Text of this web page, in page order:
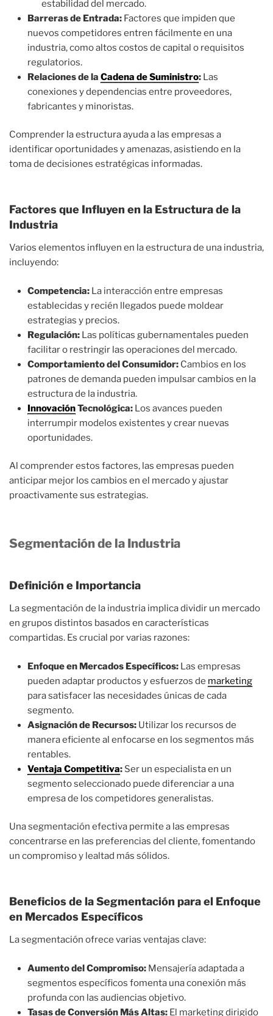
estabilidad del mercado.
Barreras de Entrada: Factores que impiden que
nuevos competidores entren fácilmente en una
industria, como altos costos de capital o requisitos
regulatorios.
Relaciones de la Cadena de Suministro: Las
conexiones y dependencias entre proveedores,
fabricantes y minoristas.
Comprender la estructura ayuda a las empresas a
identificar oportunidades y amenazas, asistiendo en la
toma de decisiones estratégicas informadas.
Factores que Influyen en la Estructura de la
Industria
Varios elementos influyen en la estructura de una industria,
incluyendo:
Competencia: La interacción entre empresas
establecidas y recién llegados puede moldear
estrategias y precios.
Regulación: Las políticas gubernamentales pueden
facilitar o restringir las operaciones del mercado.
Comportamiento del Consumidor: Cambios en los
patrones de demanda pueden impulsar cambios en la
estructura de la industria.
InnovaciónTecnológica: Los avances pueden
interrumpir modelos existentes y crear nuevas
oportunidades.
Al comprender estos factores, las empresas pueden
anticipar mejor los cambios en el mercado y ajustar
proactivamente sus estrategias.
Segmentación de la Industria
Definición e Importancia
La segmentación de la industria implica dividir un mercado
en grupos distintos basados en características
compartidas. Es crucial por varias razones:
Enfoque en Mercados Específicos: Las empresas
pueden adaptar productos y esfuerzos de marketing
para satisfacer las necesidades únicas de cada
segmento.
Asignación de Recursos: Utilizar los recursos de
manera eficiente al enfocarse en los segmentos más
rentables.
Ventaja Competitiva: Ser un especialista en un
segmento seleccionado puede diferenciar a una
empresa de los competidores generalistas.
Una segmentación efectiva permite a las empresas
concentrarse en las preferencias del cliente, fomentando
un compromiso y lealtad más sólidos.
Beneficios de la Segmentación para el Enfoque
en Mercados Específicos
La segmentación ofrece varias ventajas clave:
Aumento del Compromiso: Mensajería adaptada a
segmentos específicos fomenta una conexión más
profunda con las audiencias objetivo.
Tasas de Conversión Más Altas: El marketing dirigido